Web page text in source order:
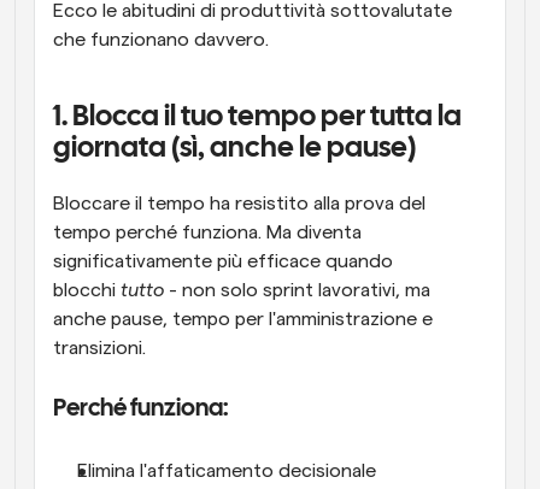
Ecco le abitudini di produttività sottovalutate
che funzionano davvero.
1. Blocca il tuo tempo per tutta la
giornata (sì, anche le pause)
Bloccare il tempo ha resistito alla prova del
tempo perché funziona. Ma diventa
significativamente più efficace quando
blocchi tutto - non solo sprint lavorativi, ma
anche pause, tempo per l'amministrazione e
transizioni.
Perché funziona:
Elimina l'affaticamento decisionale